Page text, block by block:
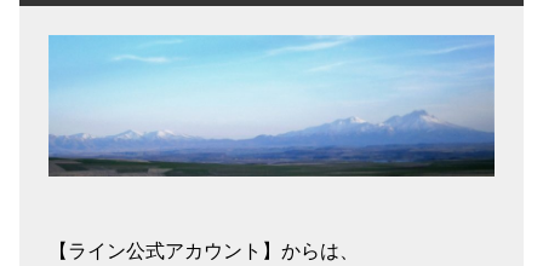
【ライン公式アカウント】からは、